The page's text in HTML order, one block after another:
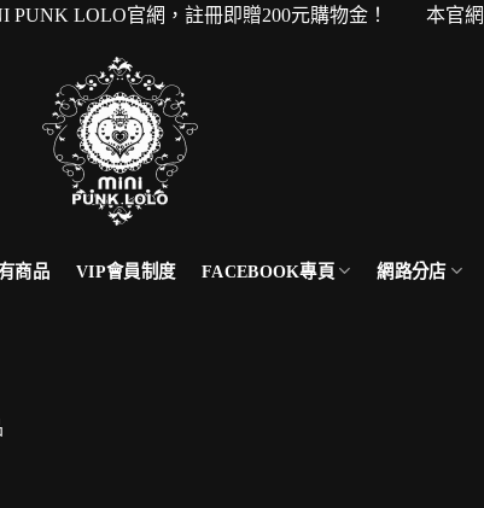
LOLO官網，註冊即贈200元購物金！ 本官網
商品 VIP會員制度 FACEBOOK專頁 網路分店